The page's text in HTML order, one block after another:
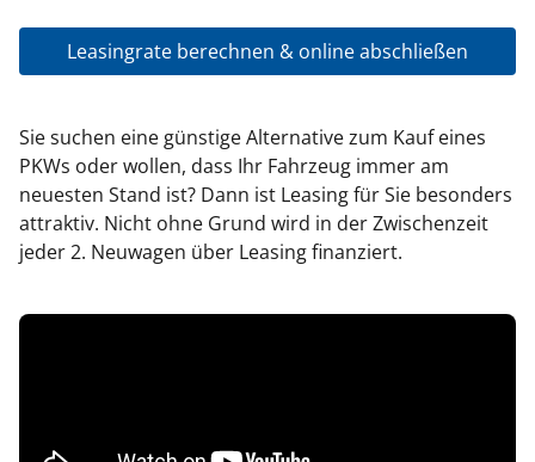
Leasingrate berechnen & online abschließen
Sie suchen eine günstige Alternative zum Kauf eines
PKWs oder wollen, dass Ihr Fahrzeug immer am
neuesten Stand ist? Dann ist Leasing für Sie besonders
attraktiv. Nicht ohne Grund wird in der Zwischenzeit
jeder 2. Neuwagen über Leasing finanziert.